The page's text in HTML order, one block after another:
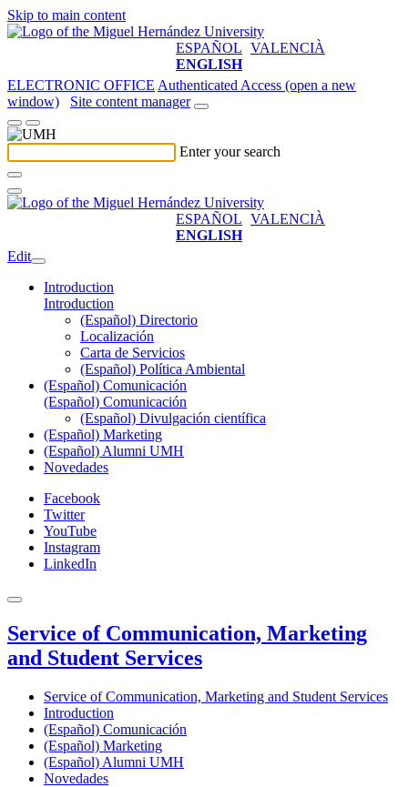
Skip to main content
ESPAÑOL VALENCIÀ
ENGLISH
ELECTRONIC OFFICE Authenticated Access (open a new
window)
Site content manager
Enter your search
ESPAÑOL VALENCIÀ
ENGLISH
Edit
Introduction
Introduction
(Español) Directorio
Localización
Carta de Servicios
(Español) Política Ambiental
(Español) Comunicación
(Español) Comunicación
(Español) Divulgación científica
(Español) Marketing
(Español) Alumni UMH
Novedades
Facebook
Twitter
YouTube
Instagram
LinkedIn
Service of Communication, Marketing
and Student Services
Service of Communication, Marketing and Student Services
Introduction
(Español) Comunicación
(Español) Marketing
(Español) Alumni UMH
Novedades